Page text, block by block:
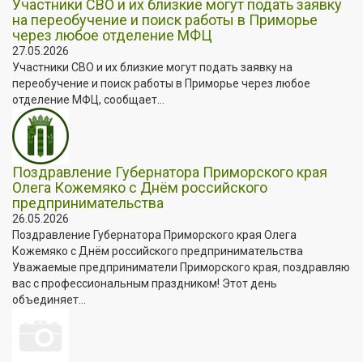
Участники СВО и их близкие могут подать заявку
на переобучение и поиск работы в Приморье
через любое отделение МФЦ
27.05.2026
Участники СВО и их близкие могут подать заявку на
переобучение и поиск работы в Приморье через любое
отделение МФЦ, сообщает...
Поздравление Губернатора Приморского края
Олега Кожемяко с Днём российского
предпринимательства
26.05.2026
Поздравление Губернатора Приморского края Олега
Кожемяко с Днём российского предпринимательства
Уважаемые предприниматели Приморского края, поздравляю
вас с профессиональным праздником! Этот день
объединяет...